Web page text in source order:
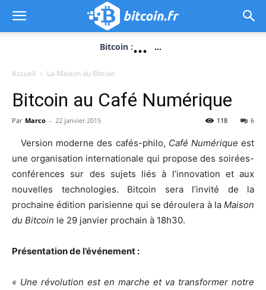
Bitcoin :... ...
Accueil La Maison du Bitcoin
Bitcoin au Café Numérique
Par Marco - 22 janvier 2015 6
118
Version moderne des cafés-philo, Café Numérique est
une organisation internationale qui propose des soirées-
conférences sur des sujets liés à l’innovation et aux
nouvelles technologies. Bitcoin sera l’invité de la
prochaine édition parisienne qui se déroulera à la Maison
du Bitcoin le 29 janvier prochain à 18h30.
Présentation de l’événement :
« Une révolution est en marche et va transformer notre